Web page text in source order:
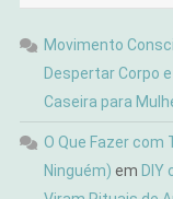
Movimento
Despertar Corpo
Caseira para
O Que Fazer com
Ninguém) em DIY